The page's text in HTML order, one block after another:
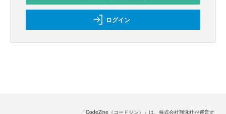
ログイン
「CodeZine（コードジン）」は、株式会社翔泳社が運営す